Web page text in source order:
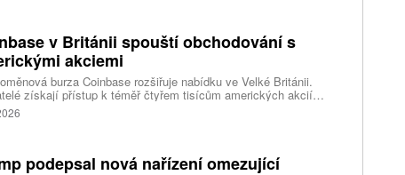
v Británii spouští obchodování s
akciemi
burza Coinbase rozšiřuje nabídku ve Velké Británii.
získají přístup k téměř čtyřem tisícům amerických akcií
v aplikaci, ve které spravují kryptoměny a běžné peníze.
podepsal nová nařízení omezující